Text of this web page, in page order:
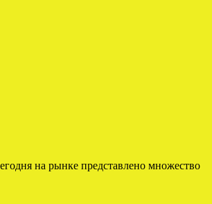
на рынке представлено множество